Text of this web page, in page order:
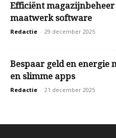
Efficiënt
maatwerk software
Redactie - 29 december 2025
Bespaar geld en energie
en slimme apps
Redactie - 21 december 2025